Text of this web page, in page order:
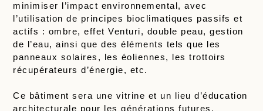
minimiser l’impact environnemental, avec
l’utilisation de principes bioclimatiques passifs et
actifs : ombre, effet Venturi, double peau, gestion
de l’eau, ainsi que des éléments tels que les
panneaux solaires, les éoliennes, les trottoirs
récupérateurs d’énergie, etc.
Ce bâtiment sera une vitrine et un lieu d’éducation
architecturale pour les générations futures.